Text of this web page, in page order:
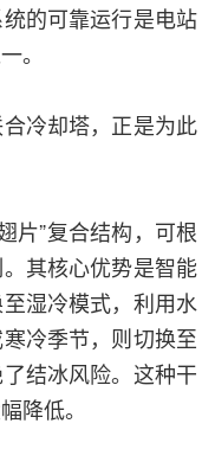
的可靠运行是电站
。
冷却塔，正是为此
片”复合结构，可根
其核心优势是智能
湿冷模式，利用水
冷季节，则切换至
结冰风险。这种干
降低。